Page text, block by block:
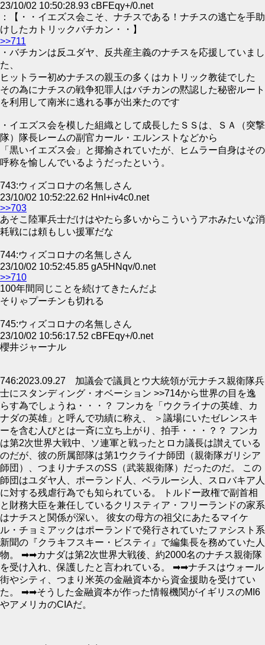
23/10/02 10:50:28.93 cBFEqy+/0.net
：【・・イエズス会こそ、ナチスである！ナチスの逃亡を手助
けしたカトリックバチカン・・】
>>711
・バチカンは反ユダヤ、反共産主義のナチスを応援していまし
た、
ヒットラー初めナチスの親玉の多くはカトリック教徒でした
その為にナチスの戦争犯罪人はバチカンの黙認した秘密ルート
を利用して南米に逃れる事が出来たのです
・イエズス会を模した組織として成長したＳＳは、ＳＡ（突撃
隊）隊長レームの副官カール・エルンストなどから
「黒いイエズス会」と揶揄されていたが、ヒムラー自身はその
呼称を愉しんでいるようだったという。
743:ウィズコロナの名無しさん
23/10/02 10:52:22.62 HnI+iv4c0.net
>>703
あそこ陸軍兵士だけはやたら多いからこういうアホみたいな消
耗戦には頼もしい援軍だな
744:ウィズコロナの名無しさん
23/10/02 10:52:45.85 gA5HNqv/0.net
>>710
100年間同じことを続けてきたんだよ
そりゃプーチンも切れる
745:ウィズコロナの名無しさん
23/10/02 10:56:17.52 cBFEqy+/0.net
櫻井ジャーナル
746:2023.09.27 加議会で議員とウ大統領が元ナチス親衛隊兵
士にスタンディング・オベーション >>714から世界の目を逸
らす為でしょうね・・・？ フンカを「ウクライナの英雄、カ
ナダの英雄」と呼んで功績に称え、 ＞議場にいたゼレンスキ
ーを含む人びとは一斉に立ち上がり、拍手・・・？？ フンカ
は第2次世界大戦中、ソ連軍と戦ったとロカ議長は讃えている
のだが、彼の所属部隊は第1ウクライナ師団（親衛隊ガリシア
師団）、つまりナチスのSS（武装親衛隊）だったのだ。 この
師団はユダヤ人、ポーランド人、ベラルーシ人、スロバキア人
に対する残虐行為でも知られている。 トルドー政権で副首相
と財務大臣を兼任しているクリスティア・フリーランドの家系
はナチスと関係が深い。​ 彼女の母方の祖父にあたるマイケ
ル・チョミアックはポーランドで発行されていたファシスト系
新聞の『クラキフスキー・ビスティ』で編集長を務めていた人
物。 ➡➡カナダは第2次世界大戦後、約2000名のナチス親衛隊
を受け入れ、保護したと言われている。 ➡➡ナチスはウォール
街やシティ、つまり米英の金融資本から資金援助を受けてい
た。 ➡➡そうした金融資本が作った情報機関がイギリスのMI6
やアメリカのCIAだ。